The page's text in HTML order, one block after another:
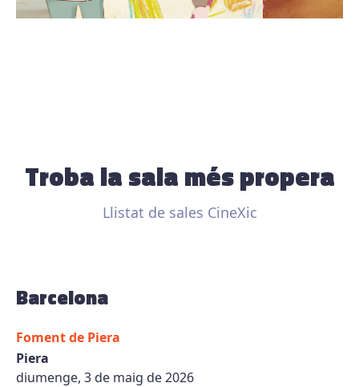
Troba la sala més propera
Llistat de sales CineXic
Barcelona
Foment de Piera
Piera
diumenge, 3 de maig de 2026